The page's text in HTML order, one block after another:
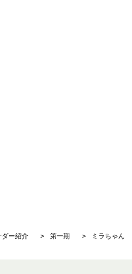
ダー紹介 第一期 ミラちゃん